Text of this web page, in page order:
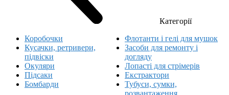
Категорії
Коробочки
Флотанти і гелі для мушок
Кусачки, ретривери,
підвіски
Засоби для ремонту і
догляду
Окуляри
Лопасті для стрімерів
Підсаки
Екстрактори
Бомбарди
Тубуси, сумки,